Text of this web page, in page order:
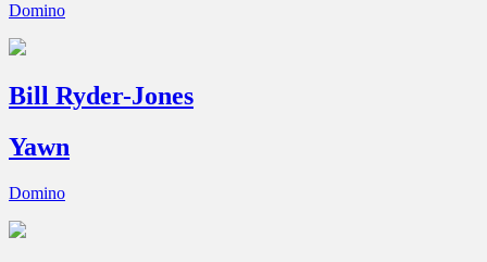
Domino
Bill Ryder-Jones
Yawn
Domino